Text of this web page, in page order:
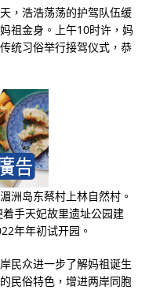
，浩浩荡荡的护驾队伍缓
祖金身。上午10时许，妈
统习俗举行接驾仪式，恭
岛东蔡村上林自然村。
手天妃故里遗址公园建
年年初试开园。
民众进一步了解妈祖诞生
民俗特色，增进两岸同胞